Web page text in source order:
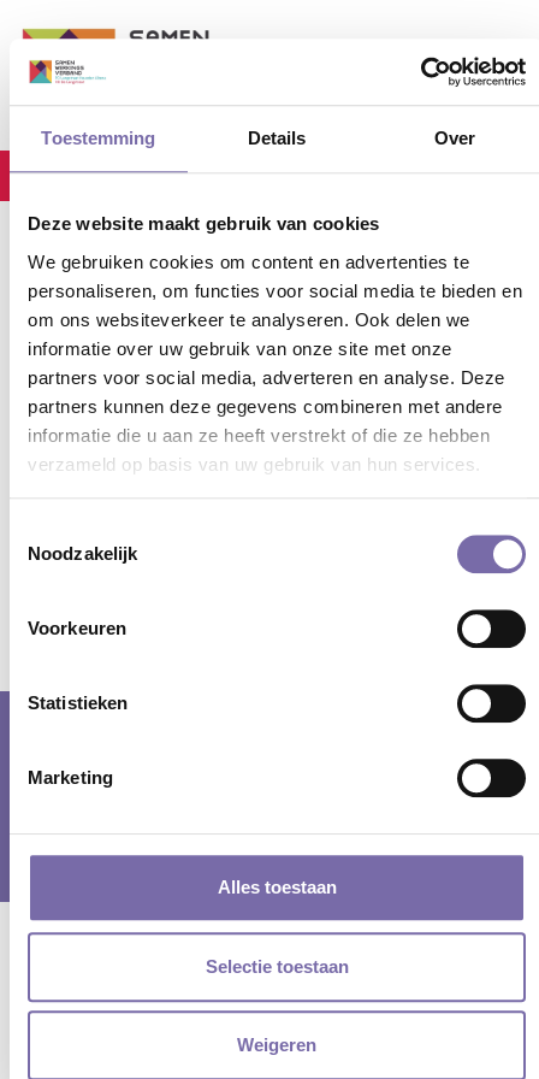
Toestemming Details Over
Deze website maakt gebruik van cookies
We gebruiken cookies om content en advertenties te
personaliseren, om functies voor social media te bieden en
om ons websiteverkeer te analyseren. Ook delen we
informatie over uw gebruik van onze site met onze
partners voor social media, adverteren en analyse. Deze
partners kunnen deze gegevens combineren met andere
informatie die u aan ze heeft verstrekt of die ze hebben
verzameld op basis van uw gebruik van hun services.
Noodzakelijk
Voorkeuren
Statistieken
Marketing
Alles toestaan
Selectie toestaan
Weigeren
Home stec_event
IB/DBG/OCO OVERLEG 29-03-2024
IB/DBG/OCO overleg
26. Feb. 2025 08:30- 11:30
| Webdesign door